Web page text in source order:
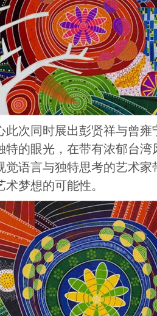
次同时展出彭贤祥与曾雍
特的眼光，在带有浓郁台
觉语言与独特思考的艺术
梦想的可能性。